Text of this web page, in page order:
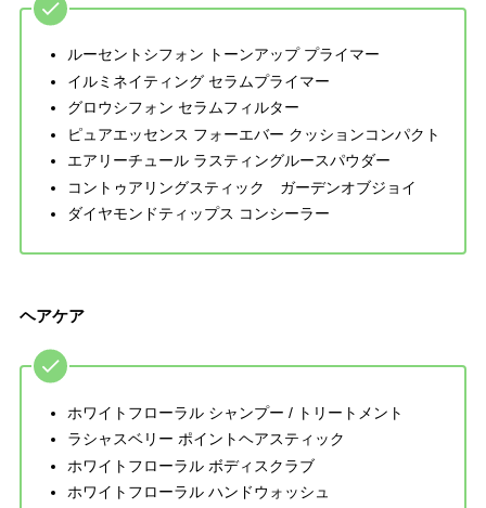
ルーセントシフォン トーンアップ プライマー
イルミネイティング セラムプライマー
グロウシフォン セラムフィルター
ピュアエッセンス フォーエバー クッションコンパクト
エアリーチュール ラスティングルースパウダー
コントゥアリングスティック ガーデンオブジョイ
ダイヤモンドティップス コンシーラー
ヘアケア
ホワイトフローラル シャンプー / トリートメント
ラシャスベリー ポイントヘアスティック
ホワイトフローラル ボディスクラブ
ホワイトフローラル ハンドウォッシュ